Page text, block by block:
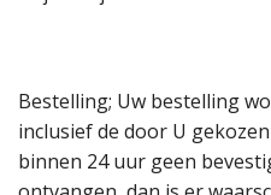
Bestelling; Uw bestelling
inclusief de door U
binnen 24 uur geen